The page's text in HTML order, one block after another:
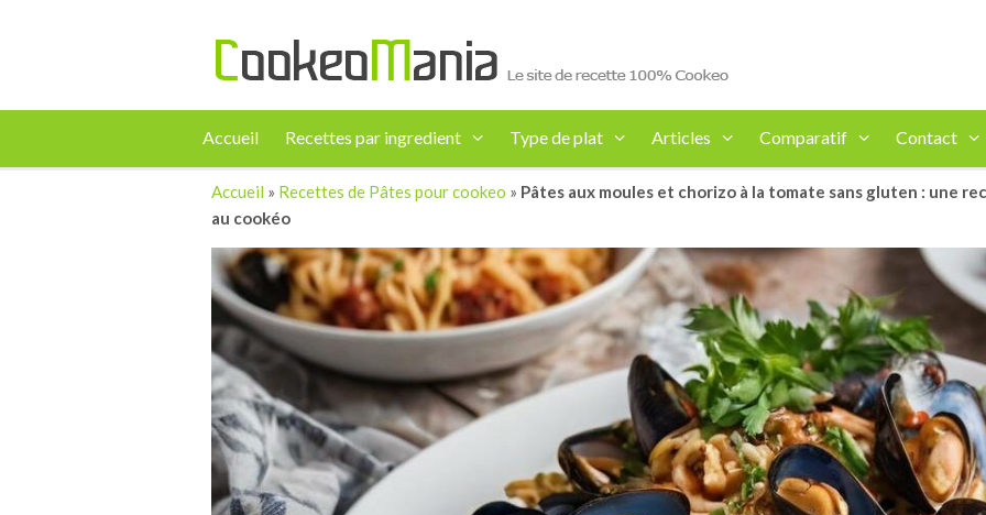
Accueil Recettes par ingredient Type de plat Articles Comparatif Contact
Accueil » Recettes de Pâtes pour cookeo » Pâtes aux moules et chorizo à la tomate sans gluten : une
au cookéo